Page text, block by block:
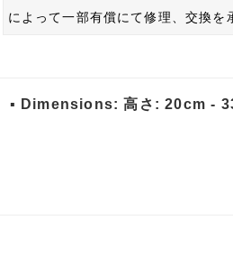
によって一部有償にて修理、交換を
▪ Dimensions: 高さ: 20cm -